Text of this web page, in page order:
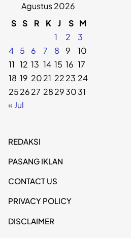
Agustus 2026
S S R K J S M
1
2
3
4
5 6 7 8 9
10
11 12 13 14 15 16 17
18 19 2021 2223 24
252627 28293031
« Jul
REDAKSI
PASANG IKLAN
CONTACT US
PRIVACY POLICY
DISCLAIMER